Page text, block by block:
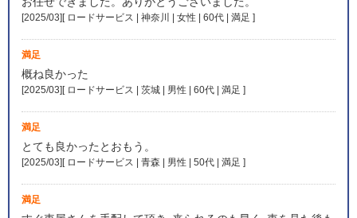
[2025/03][ ロードサービス | 神奈川 | 女性 | 60代 | 満足 ]
満足
概ね良かった
[2025/03][ ロードサービス | 茨城 | 男性 | 60代 | 満足 ]
満足
とても良かったとおもう。
[2025/03][ ロードサービス | 青森 | 男性 | 50代 | 満足 ]
満足